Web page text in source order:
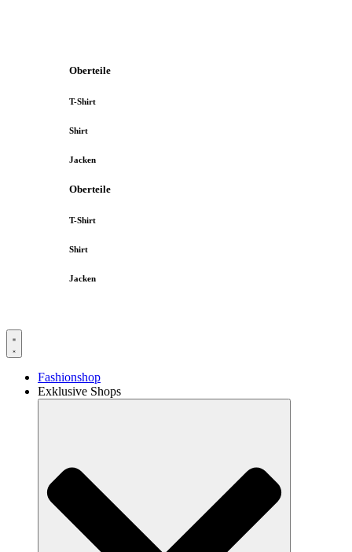
Oberteile
T-Shirt
Shirt
Jacken
Oberteile
T-Shirt
Shirt
Jacken
Fashionshop
Exklusive Shops